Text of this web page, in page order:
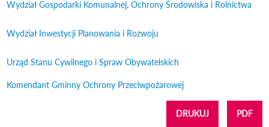
Wydział Gospodarki Komunalnej, Ochrony Środowiska i Rolnictwa
Wydział Inwestycji Planowania i Rozwoju
Urząd Stanu Cywilnego i Spraw Obywatelskich
Komendant Gminny Ochrony Przeciwpożarowej
DRUKUJ PDF